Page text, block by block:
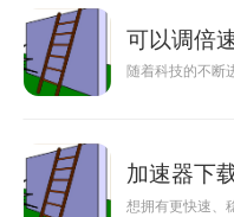
可以调倍
随着科技的不断
加速器下
想拥有更快速、